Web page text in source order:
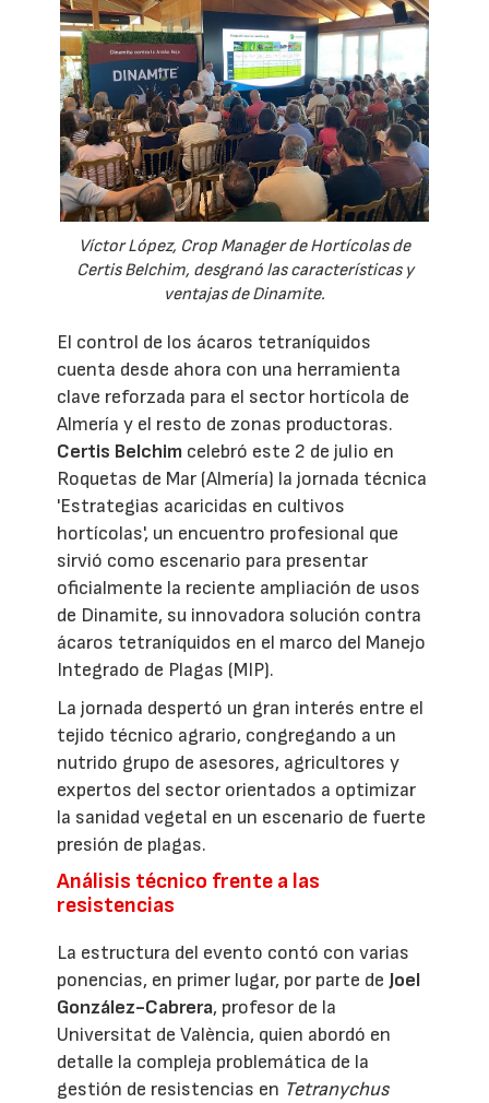
Víctor López, Crop Manager de Hortícolas de
Certis Belchim, desgranó las características y
ventajas de Dinamite.
El control de los ácaros tetraníquidos
cuenta desde ahora con una herramienta
clave reforzada para el sector hortícola de
Almería y el resto de zonas productoras.
Certis Belchim celebró este 2 de julio en
Roquetas de Mar (Almería) la jornada técnica
'Estrategias acaricidas en cultivos
hortícolas', un encuentro profesional que
sirvió como escenario para presentar
oficialmente la reciente ampliación de usos
de Dinamite, su innovadora solución contra
ácaros tetraníquidos en el marco del Manejo
Integrado de Plagas (MIP).
La jornada despertó un gran interés entre el
tejido técnico agrario, congregando a un
nutrido grupo de asesores, agricultores y
expertos del sector orientados a optimizar
la sanidad vegetal en un escenario de fuerte
presión de plagas.
Análisis técnico frente a las
resistencias
La estructura del evento contó con varias
ponencias, en primer lugar, por parte de Joel
González-Cabrera, profesor de la
Universitat de València, quien abordó en
detalle la compleja problemática de la
gestión de resistencias en Tetranychus